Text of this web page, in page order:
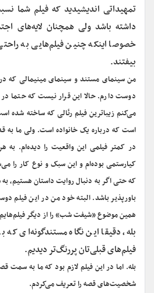
تمهیداتی اندیشیدید که فیلم شما
داشته باشد ولی همچنان لایه‌های
خصوصا اینکه چنین فیلم‌هایی به
بیفتند.
من سینمای مستند و سینمای مینیمالی که
دوست دارم. حالا این قرار نیست که حتما
می‌کنم زیباترین فیلم رئالی که ساخته شده
است که درباره یک خانواده است. ولی ما به
در کمتر فیلمی این واقعیت را دیده‌ام. به
کیارستمی بوده‌ام و این سبک و نوع کار را
که حتی اگر به دنبال روایت داستان هستیم،
باورپذیر باشد. البته خود من در این فیلم
همین موضوع «شیفت شب» را از دیگر
بله، دقیقا این نگاه مستندگونه‌ای که
فیلم‌های قبلی‌تان پررنگ‌تر دیدیم.
بله. اما در این فیلم لازم بود که ما به سمت
شخصیت‌های قصه را تعریف می‌کردم.